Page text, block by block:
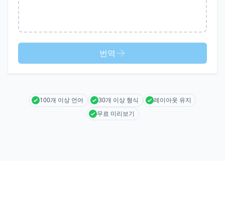
번역
100개 이상 언어 30개 이상 형식
레이아웃 유지
무료 미리보기